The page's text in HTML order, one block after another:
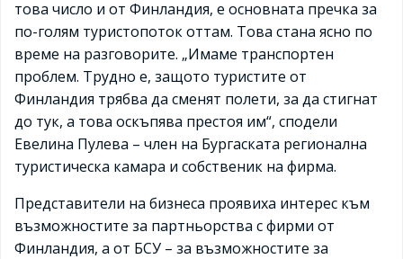
това число и от Финландия, е основната пречка за
по-голям туристопоток оттам. Това стана ясно по
време на разговорите. „Имаме транспортен
проблем. Трудно е, защото туристите от
Финландия трябва да сменят полети, за да стигнат
до тук, а това оскъпява престоя им“, сподели
Евелина Пулева – член на Бургаската регионална
туристическа камара и собственик на фирма.
Представители на бизнеса проявиха интерес към
възможностите за партньорства с фирми от
Финландия, а от БСУ – за възможностите за